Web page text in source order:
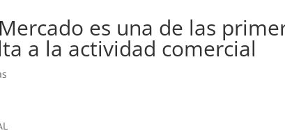
es una de las
a la actividad comercial